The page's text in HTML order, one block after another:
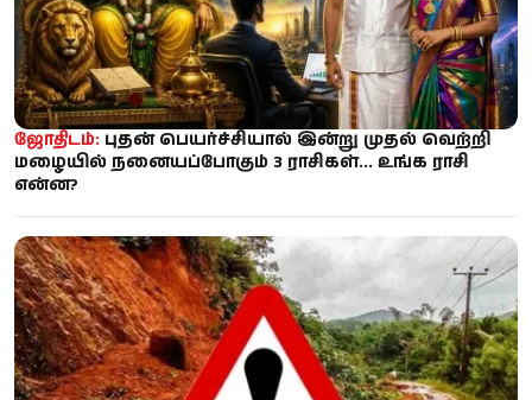
ஜோதிடம்: புதன் பெயர்ச்சியால் இன்று முதல் வெற்றி
மழையில் நனையப்போகும் 3 ராசிகள்... உங்க ராசி
என்ன?